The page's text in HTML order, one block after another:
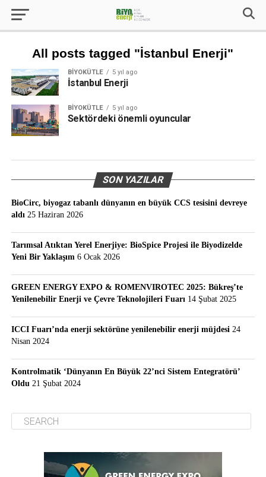
All posts tagged "İstanbul Enerji"
BIYOKÜTLE 5 yıl ago
İstanbul Enerji
BIYOKÜTLE 5 yıl ago
Sektördeki önemli oyuncular
SON YAZILAR
BioCirc, biyogaz tabanlı dünyanın en büyük CCS tesisini devreye
aldı 25 Haziran 2026
Tarımsal Atıktan Yerel Enerjiye: BioSpice Projesi ile Biyodizelde
Yeni Bir Yaklaşım 6 Ocak 2026
GREEN ENERGY EXPO & ROMENVIROTEC 2025: Bükreş’te
Yenilenebilir Enerji ve Çevre Teknolojileri Fuarı 14 Şubat 2025
ICCI Fuarı’nda enerji sektörüne yenilenebilir enerji müjdesi 24
Nisan 2024
Kontrolmatik ‘Dünyanın En Büyük 22’nci Sistem Entegratörü’
Oldu 21 Şubat 2024